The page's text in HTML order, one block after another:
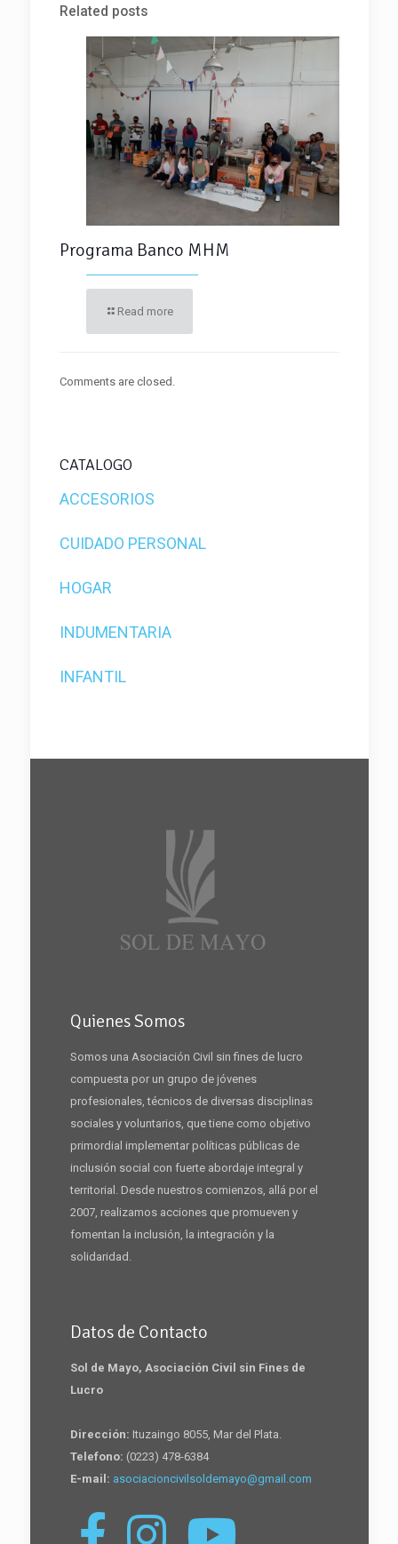
Related posts
Programa Banco MHM
Read more
Comments are closed.
CATALOGO
ACCESORIOS
CUIDADO PERSONAL
HOGAR
INDUMENTARIA
INFANTIL
Quienes Somos
Somos una Asociación Civil sin fines de lucro
compuesta por un grupo de jóvenes
profesionales, técnicos de diversas disciplinas
sociales y voluntarios, que tiene como objetivo
primordial implementar políticas públicas de
inclusión social con fuerte abordaje integral y
territorial. Desde nuestros comienzos, allá por el
2007, realizamos acciones que promueven y
fomentan la inclusión, la integración y la
solidaridad.
Datos de Contacto
Sol de Mayo, Asociación Civil sin Fines de
Lucro
Dirección: Ituzaingo 8055, Mar del Plata.
Telefono: (0223) 478-6384
E-mail: asociacioncivilsoldemayo@gmail.com